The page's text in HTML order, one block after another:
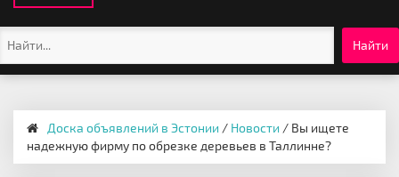
navigation
Найти
Доска объявлений в Эстонии / Новости / Вы ищете
надежную фирму по обрезке деревьев в Таллинне?